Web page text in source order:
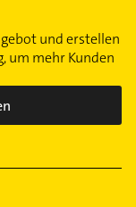
und erstellen
um mehr Kunden